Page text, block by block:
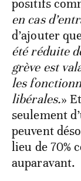
positifs
en cas
d’ajouter
été réduite
grève est
les
libérales.»
seulement
peuvent
lieu de 70%
auparavant.